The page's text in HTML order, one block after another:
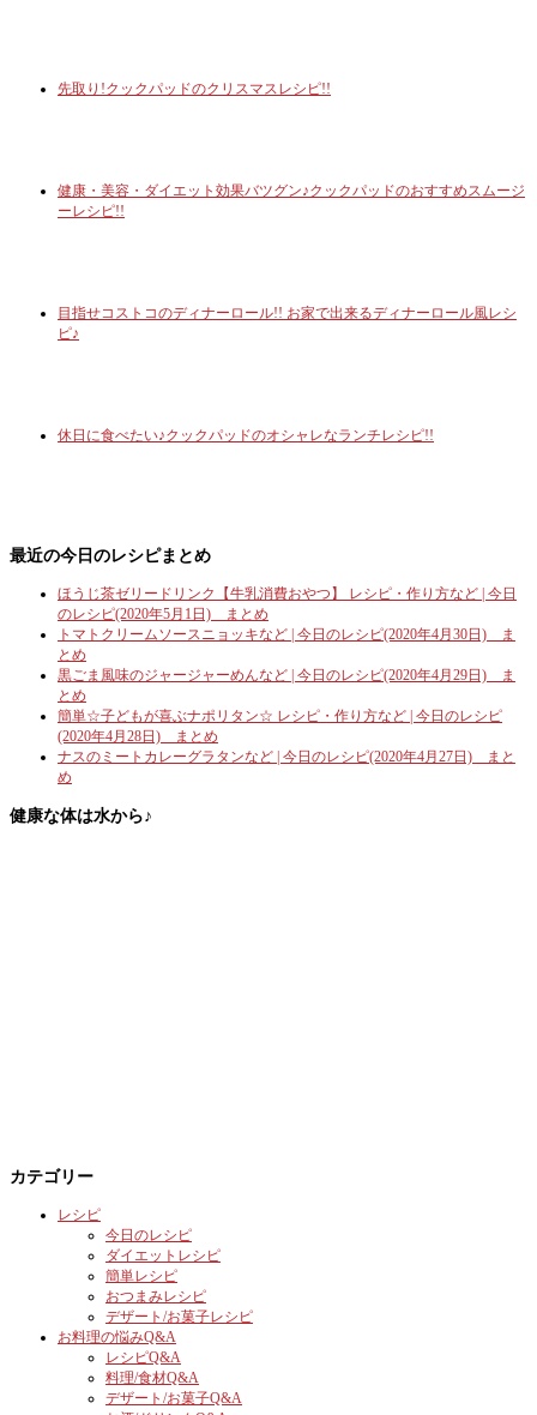
先取り!クックパッドのクリスマスレシピ!!
健康・美容・ダイエット効果バツグン♪クックパッドのおすすめスムージ
ーレシピ!!
目指せコストコのディナーロール!! お家で出来るディナーロール風レシ
ピ♪
休日に食べたい♪クックパッドのオシャレなランチレシピ!!
最近の今日のレシピまとめ
ほうじ茶ゼリードリンク【牛乳消費おやつ】 レシピ・作り方など | 今日
のレシピ(2020年5月1日) まとめ
トマトクリームソースニョッキなど | 今日のレシピ(2020年4月30日) ま
とめ
黒ごま風味のジャージャーめんなど | 今日のレシピ(2020年4月29日) ま
とめ
簡単☆子どもが喜ぶナポリタン☆ レシピ・作り方など | 今日のレシピ
(2020年4月28日) まとめ
ナスのミートカレーグラタンなど | 今日のレシピ(2020年4月27日) まと
め
健康な体は水から♪
カテゴリー
レシピ
今日のレシピ
ダイエットレシピ
簡単レシピ
おつまみレシピ
デザート/お菓子レシピ
お料理の悩みQ&A
レシピQ&A
料理/食材Q&A
デザート/お菓子Q&A